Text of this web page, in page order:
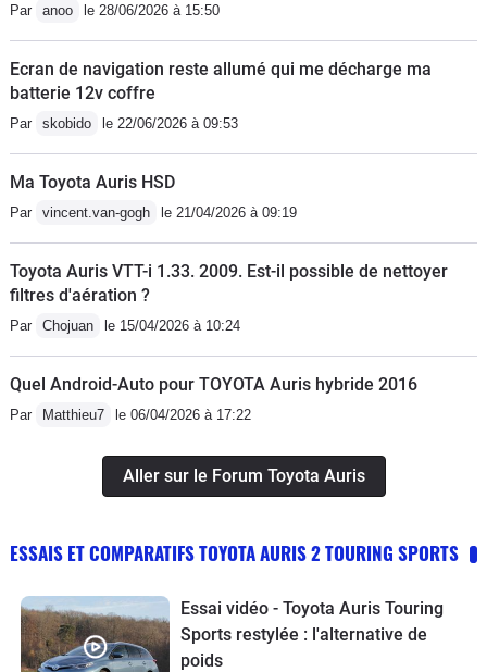
Par anoo le 28/06/2026 à 15:50
Ecran de navigation reste allumé qui me décharge ma
batterie 12v coffre
Par skobido le 22/06/2026 à 09:53
Ma Toyota Auris HSD
Par vincent.van-gogh le 21/04/2026 à 09:19
Toyota Auris VTT-i 1.33. 2009. Est-il possible de nettoyer
filtres d'aération ?
Par Chojuan le 15/04/2026 à 10:24
Quel Android-Auto pour TOYOTA Auris hybride 2016
Par Matthieu7 le 06/04/2026 à 17:22
Aller sur le Forum Toyota Auris
ESSAIS ET COMPARATIFS TOYOTA AURIS 2 TOURING SPORTS
Essai vidéo - Toyota Auris Touring
Sports restylée : l'alternative de
poids